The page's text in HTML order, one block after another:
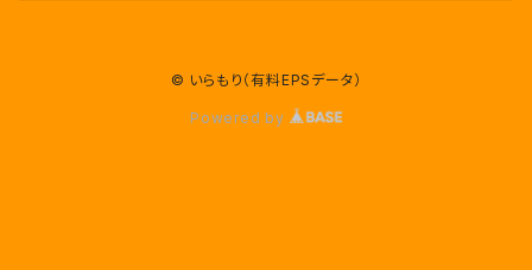
© いらもり（有料EPSデータ）
Powered by